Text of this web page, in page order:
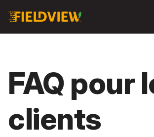
principal
FAQ pour
clients